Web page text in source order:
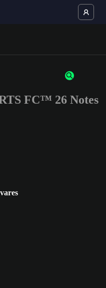
ou chiffres.
FC™ 26 Notes